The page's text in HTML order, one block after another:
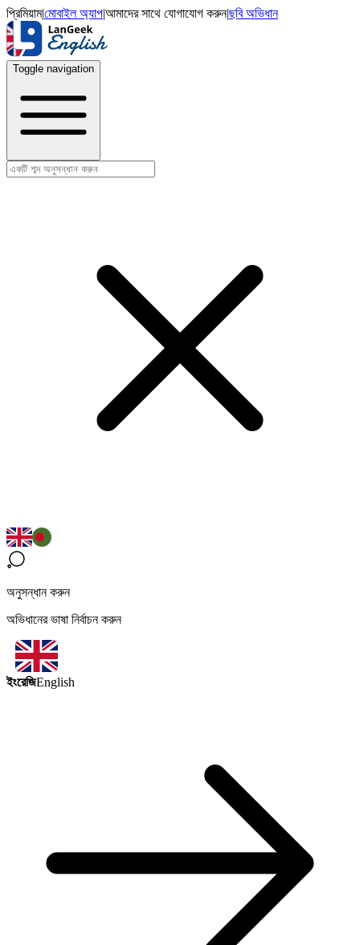
প্রিমিয়াম|মোবাইল অ্যাপ|আমাদের সাথে যোগাযোগ করুন|ছবি অভিধান
Toggle navigation
অনুসন্ধান করুন
অভিধানের ভাষা নির্বাচন করুন
ইংরেজিEnglish